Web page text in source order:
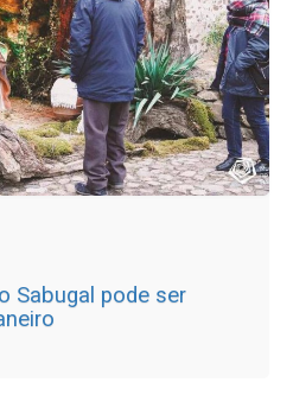
Sabugal pode ser